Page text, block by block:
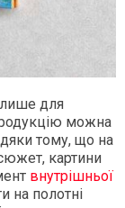
для
можна
тому, що на
картини
внутрішньої
на полотні